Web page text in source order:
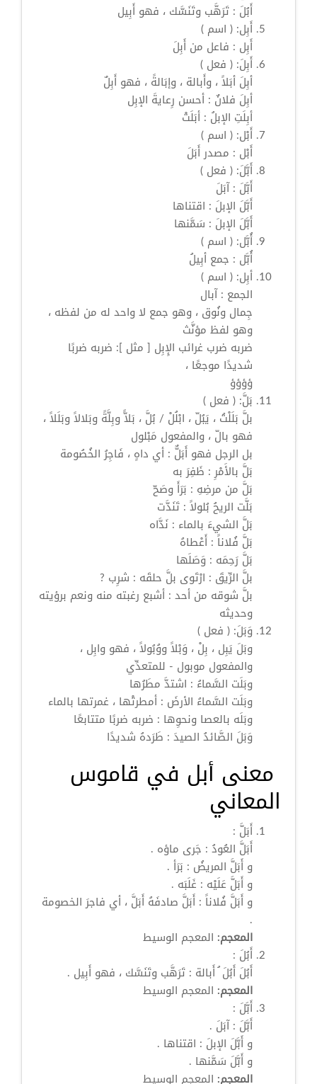
أَبُلَ : تَرَهَّب وتَنَسَّك ، فهو أَبِيل
أَبِل: ( اسم )
أَبِل : فاعل من أَبِلَ
أَبِلَ: ( فعل )
أبِلَ أبَلاً ، وأَبالة ، وإبَالةً ، فهو أَبِلٌ
أبِلَ فلانٌ : أحسن رِعايةَ الإبِل
أبِلَتِ الإبلُ : أبَلَتْ
أَبْل: ( اسم )
أَبْل : مصدرأَبَلَ
أَبَّلَ: ( فعل )
أَبَّلَ : آبَلَ
أَبَّلَ الإبلَ : اقتناها
أَبَّلَ الإبلَ : سَمَّنها
أُبَّل: ( اسم )
أُبَّل : جمع أبِيلُ
أبِل: ( اسم )
الجمع :آبال
جِمال ونُوق ، وهو جمع لا واحد له من لفظه ،
وهو لفظ مؤنَّث
ضربه ضرب غرائب الإِبِل [ مثل ]: ضربه ضربًا
شديدًا موجعًا ،
ؤؤؤؤ
بَلَّ: ( فعل )
بلَّ بَلَلْتُ ، يَبُلّ ، ابْلُلْ / بُلَّ ، بَلاًّوبِلَّةً وبَلالاً وبَلَلاً ،
فهو بالّ ، والمفعول مَبْلول
بل الرجل فهو أَبَلٌّ : أي داهٍ ، فَاجِرُ الخُصُومة
بَلَّ بالأَمْرِ : ظَفِرَ به
بَلَّ من مرضِهِ : بَرَأَ وصَحّ
بَلَّت الريحُ بُلولاً : تَنَدَّت
بَلَّ الشيءَ بالماء : نَدَّاه
بَلَّ فُلاناً : أَعْطاهُ
بَلَّ رَحِمَه : وَصَلَها
بلَّ الرِّيقَ : ارْتَوى بلَّ حلقَه : شرِب ?
بلَّ شوقه من أحد : أشبع رغبته منه ونعم برؤيته
وحديثه
وَبَلَ: ( فعل )
وبَلَ يَبِل ، بِلْ ، وَبْلاً ووُبُولاً ، فهو وابِل ،
والمفعول موبول - للمتعدِّي
وبَلَت السَّماءُ : اشتدَّ مطَرُها
وبَلَت السَّماءُ الأرضَ : أمطرتْها ، غمرتها بالماء
وبَلَه بالعصا ونحوِها : ضربه ضربًا متتابعًا
وَبَلَ الصَّائدُ الصيدَ : طَرَدهُ شديدًا
معنى أبل في قاموس
المعاني
أَبَلَّ :
أَبَلَّ العُودُ : جَرى ماؤه .
و أَبَلَّ المريضُ : بَرَأ .
و أَبَلَّ عَلَيْه : غَلَبَه .
و أَبَلَّ فُلاناً : أَبَلَّ صادفَهُ أَبَلَّ ، أي فاجرَ الخصومة
.
المعجم: المعجم الوسيط
أَبُلَ :
أَبُلَ أَبُلَُ أَبالة : تَرَهَّب وتَنَسَّك ، فهو أَبِيل .
المعجم: المعجم الوسيط
أَبَّلَ :
أَبَّلَ : آبَلَ .
و أَبَّلَ الإبلَ : اقتناها .
و أَبَّلَ سَمَّنها .
المعجم: المعجم الوسيط